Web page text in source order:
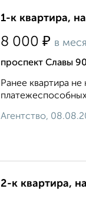
1-к квартира,
8 000 ₽ в
проспект Славы 90
Ранее квартира
Агентство,
2-к квартира,